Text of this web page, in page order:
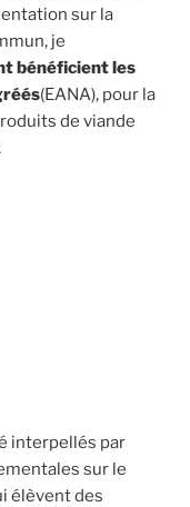
sur la
je
bénéficient les
(EANA), pour la
de viande
interpellés par
sur le
élèvent des